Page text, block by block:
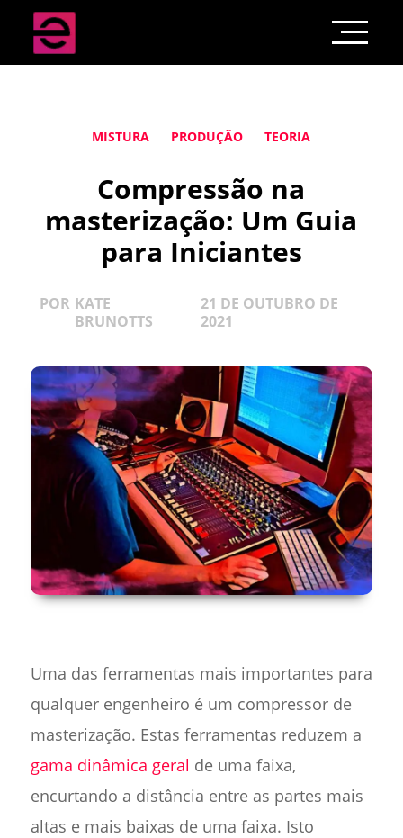
MISTURA PRODUÇÃO TEORIA
Compressão na
masterização: Um Guia
para Iniciantes
POR KATE
BRUNOTTS
21 DE OUTUBRO DE
2021
Uma das ferramentas mais importantes para
qualquer engenheiro é um compressor de
masterização. Estas ferramentas reduzem a
gama dinâmica geral de uma faixa,
encurtando a distância entre as partes mais
altas e mais baixas de uma faixa. Isto